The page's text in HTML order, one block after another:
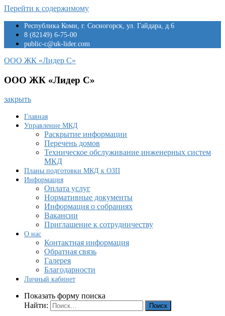
Перейти к содержимому
Республика Коми, г. Сосногорск, ул. Гайдара, д.6
8 (82149) 6-75-00
public-c@uk-lider.com
ООО ЖК «Лидер С»
ООО ЖК «Лидер С»
закрыть
Главная
Управление МКД
Раскрытие информации
Перечень домов
Техническое обслуживание инженерных систем
МКД
Планы подготовки МКД к ОЗП
Информация
Оплата услуг
Нормативные документы
Информация о собраниях
Вакансии
Приглашение к сотрудничеству
О нас
Контактная информация
Обратная связь
Галерея
Благодарности
Личный кабинет
Показать форму поиска
Найти: